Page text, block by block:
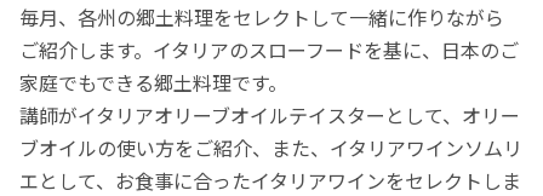
毎月、各州の郷土料理をセレクトして一緒に作りながら
ご紹介します。イタリアのスローフードを基に、日本のご
家庭でもできる郷土料理です。
講師がイタリアオリーブオイルテイスターとして、オリー
ブオイルの使い方をご紹介、また、イタリアワインソムリ
エとして、お食事に合ったイタリアワインをセレクトしま